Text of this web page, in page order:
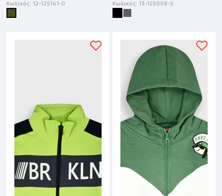
Κωδικός: 12-125141-0 Κωδικός: 13-125008-5